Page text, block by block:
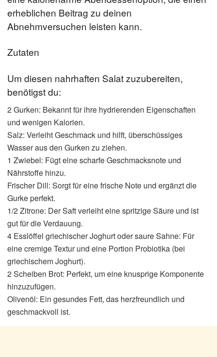
erheblichen Beitrag zu deinen
Abnehmversuchen leisten kann.
Zutaten
Um diesen nahrhaften Salat zuzubereiten,
benötigst du:
2 Gurken: Bekannt für ihre hydrierenden Eigenschaften
und wenigen Kalorien.
Salz: Verleiht Geschmack und hilft, überschüssiges
Wasser aus den Gurken zu ziehen.
1 Zwiebel: Fügt eine scharfe Geschmacksnote und
Nährstoffe hinzu.
Frischer Dill: Sorgt für eine frische Note und ergänzt die
Gurke perfekt.
1/2 Zitrone: Der Saft verleiht eine spritzige Säure und ist
gut für die Verdauung.
4 Esslöffel griechischer Joghurt oder saure Sahne: Für
eine cremige Textur und eine Portion Probiotika (bei
griechischem Joghurt).
2 Scheiben Brot: Perfekt, um eine knusprige Komponente
hinzuzufügen.
Olivenöl: Ein gesundes Fett, das herzfreundlich und
geschmackvoll ist.